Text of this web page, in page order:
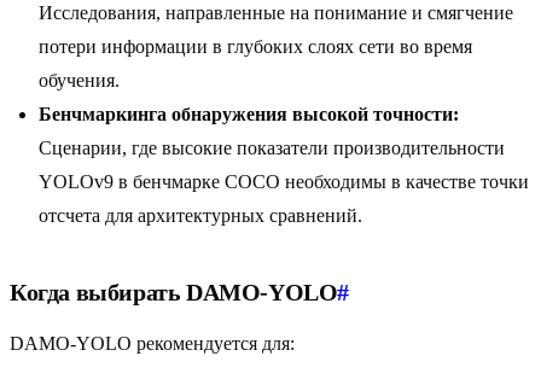
Исследования, направленные на понимание и смягчение
потери информации в глубоких слоях сети во время
обучения.
Бенчмаркинга обнаружения высокой точности:
Сценарии, где высокие показатели производительности
YOLOv9 в бенчмарке COCO необходимы в качестве точки
отсчета для архитектурных сравнений.
Когда выбирать DAMO-YOLO#
DAMO-YOLO рекомендуется для: